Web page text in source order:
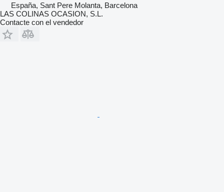
España, Sant Pere Molanta, Barcelona
LAS COLINAS OCASION, S.L.
Contacte con el vendedor